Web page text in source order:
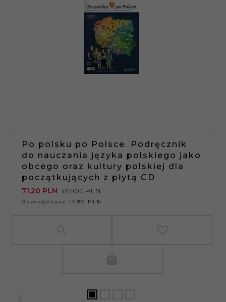
Po polsku po Polsce. Podręcznik
do nauczania języka polskiego jako
obcego oraz kultury polskiej dla
początkujących z płytą CD
71,20 PLN 89,00 PLN
Oszczędzasz 17.80 PLN